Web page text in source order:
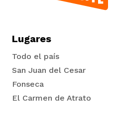
Lugares
Todo el país
San Juan del Cesar
Fonseca
El Carmen de Atrato